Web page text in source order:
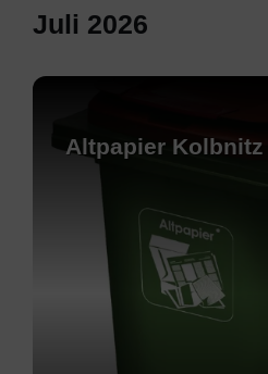
Juli 2026
Altpapier Kolbnitz
Mehr